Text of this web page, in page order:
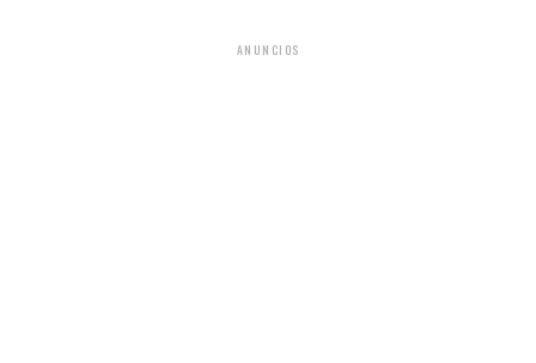
ANUNCIOS